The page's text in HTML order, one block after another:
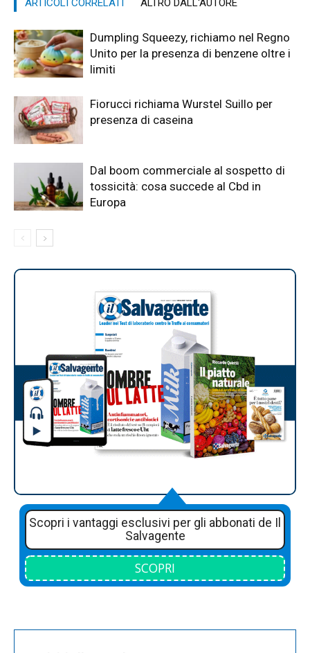
ARTICOLI CORRELATI ALTRO DALL'AUTORE
Dumpling Squeezy, richiamo nel Regno
Unito per la presenza di benzene oltre i
limiti
Fiorucci richiama Wurstel Suillo per
presenza di caseina
Dal boom commerciale al sospetto di
tossicità: cosa succede al Cbd in
Europa
Scopri i vantaggi esclusivi per gli abbonati de Il
Salvagente
SCOPRI